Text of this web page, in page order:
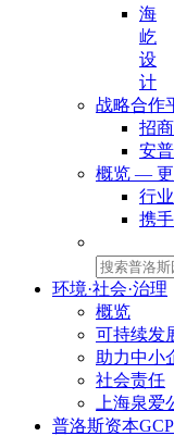
海
屹
设
计
战略合作
招
安
概览 — 更
行
携
环境·社会·治理
概览
可持续发
助力中小
社会责任
上海泉爱
普洛斯资本GCP